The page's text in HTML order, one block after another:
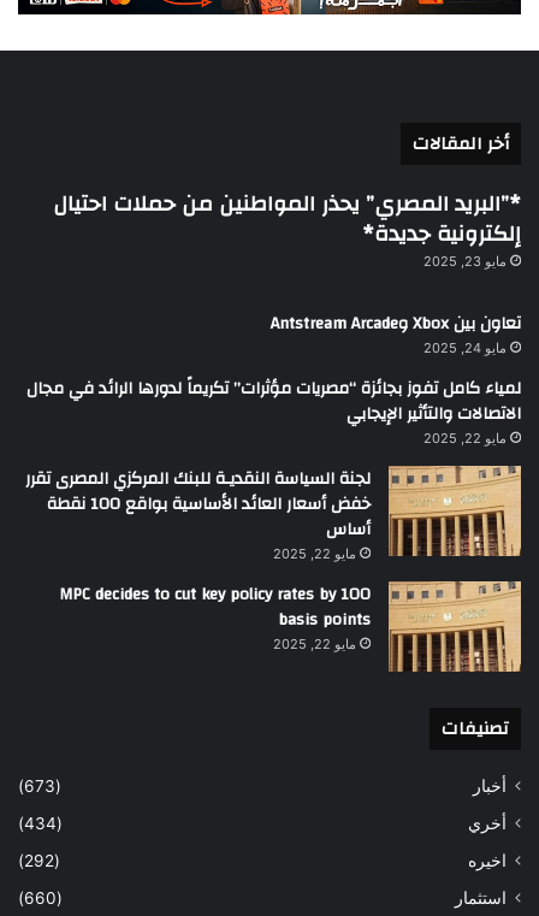
أخر المقالات
*”البريد المصري” يحذر المواطنين من حملات احتيال
إلكترونية جديدة*
مايو 23, 2025
تعاون بين Xbox وAntstream Arcade
مايو 24, 2025
لمياء كامل تفوز بجائزة “مصريات مؤثرات” تكريماً لدورها الرائد في مجال
الاتصالات والتأثير الإيجابي
مايو 22, 2025
لجنة السياسة النقديـة للبنك المركزي المصرى تقرر
خفض أسعار العائد الأساسية بواقع 100 نقطة
أساس
مايو 22, 2025
MPC decides to cut key policy rates by 100
basis points
مايو 22, 2025
تصنيفات
أخبار
(673)
أخري
(434)
اخيره
(292)
استثمار
(660)